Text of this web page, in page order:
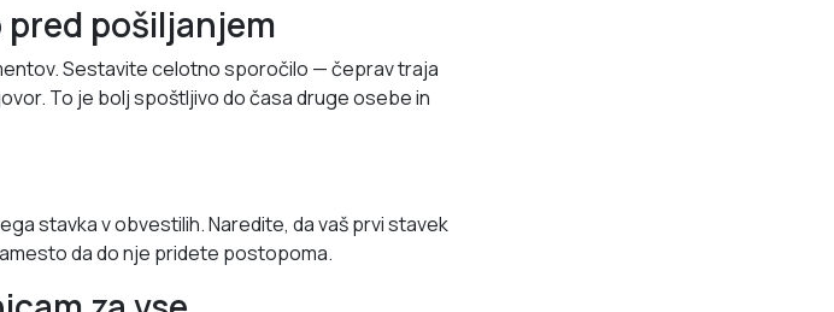
pošiljanjem
Sestavite celotno sporočilo — čeprav traja
To je bolj spoštljivo do časa druge osebe in
stavka v obvestilih. Naredite, da vaš prvi stavek
da do nje pridete postopoma.